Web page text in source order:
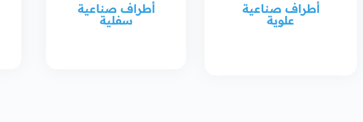
أطراف صناعية
علوية
أطراف صناعية
سفلية